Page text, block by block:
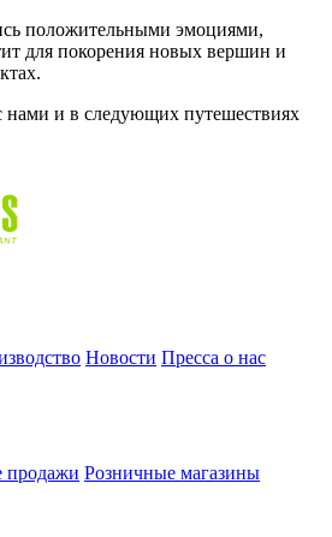
положительными эмоциями,
для покорения новых вершин и
нами и в следующих путешествиях
Новости Пресса о нас
продажи Розничные магазины